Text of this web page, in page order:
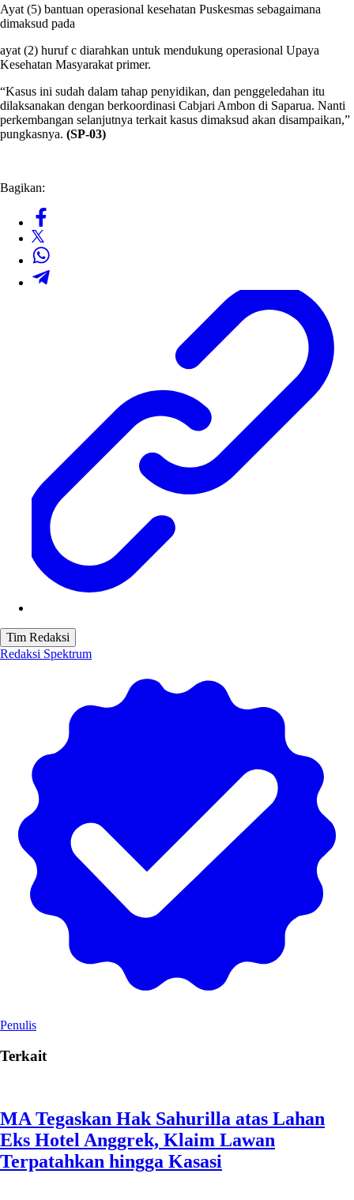
Ayat (5) bantuan operasional kesehatan Puskesmas sebagaimana
dimaksud pada
ayat (2) huruf c diarahkan untuk mendukung operasional Upaya
Kesehatan Masyarakat primer.
“Kasus ini sudah dalam tahap penyidikan, dan penggeledahan itu
dilaksanakan dengan berkoordinasi Cabjari Ambon di Saparua. Nanti
perkembangan selanjutnya terkait kasus dimaksud akan disampaikan,”
pungkasnya. (SP-03)
Bagikan:
Tim Redaksi
Redaksi Spektrum
Penulis
Terkait
MA Tegaskan Hak Sahurilla atas Lahan
Eks Hotel Anggrek, Klaim Lawan
Terpatahkan hingga Kasasi